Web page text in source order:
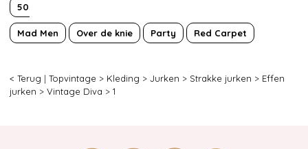
50s
Mad Men Over de knie Party Red Carpet
< Terug | Topvintage > Kleding > Jurken > Strakke jurken > Effen
jurken > Vintage Diva > 1